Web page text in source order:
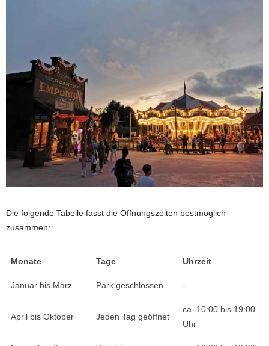
Die folgende Tabelle fasst die Öffnungszeiten bestmöglich
zusammen:
Monate Tage Uhrzeit
Januar bis März Park geschlossen -
April bis Oktober Jeden Tag geöffnet
ca. 10:00 bis 19:00
Uhr